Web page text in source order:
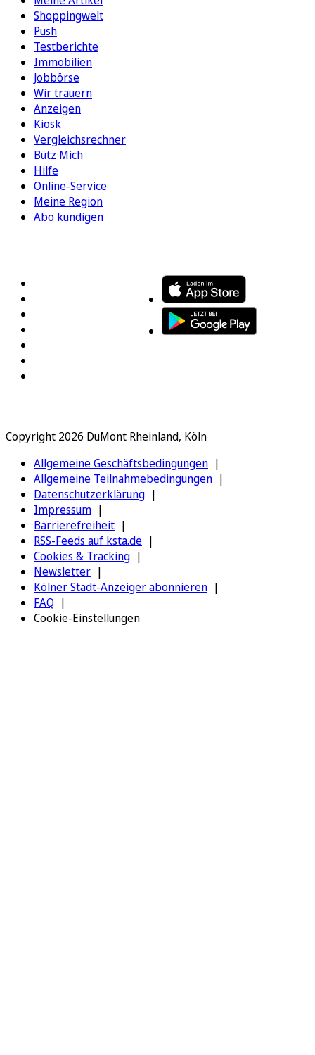
Shoppingwelt
Push
Testberichte
Immobilien
Jobbörse
Wir trauern
Anzeigen
Kiosk
Vergleichsrechner
Bütz Mich
Hilfe
Online-Service
Meine Region
Abo kündigen
Copyright 2026 DuMont Rheinland, Köln
Allgemeine Geschäftsbedingungen
Allgemeine Teilnahmebedingungen
Datenschutzerklärung
Impressum
Barrierefreiheit
RSS-Feeds auf ksta.de
Cookies & Tracking
Newsletter
Kölner Stadt-Anzeiger abonnieren
FAQ
Cookie-Einstellungen